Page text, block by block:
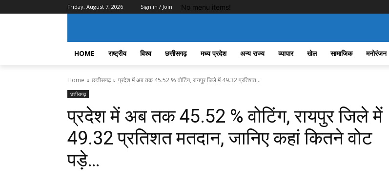
Friday, August 7, 2026 Sign in / Join No menu items!
HOME राष्ट्रीय विश्व छत्तीसगढ़ मध्य प्रदेश अन्य राज्य व्यापार खेल सामाजिक मनोरंजन
Home छत्तीसगढ़ प्रदेश में अब तक 45.52 % वोटिंग, रायपुर जिले में 49.32 प्रतिशत...
छत्तीसगढ़
प्रदेश में अब तक 45.52 % वोटिंग, रायपुर जिले में
49.32 प्रतिशत मतदान, जानिए कहां कितने वोट
पड़े…